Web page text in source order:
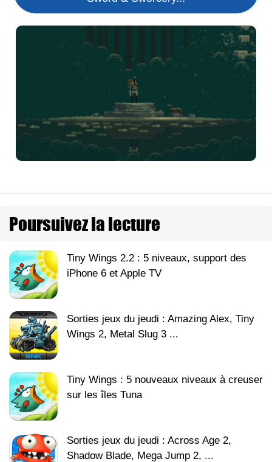
Poursuivez la lecture
Tiny Wings 2.2 : 5 niveaux, support des
iPhone 6 et Apple TV
Sorties jeux du jeudi : Amazing Alex, Tiny
Wings 2, Metal Slug 3 ...
Tiny Wings : 5 nouveaux niveaux à creuser
sur les îles Tuna
Sorties jeux du jeudi : Across Age 2,
Shadow Blade, Mega Jump 2, ...